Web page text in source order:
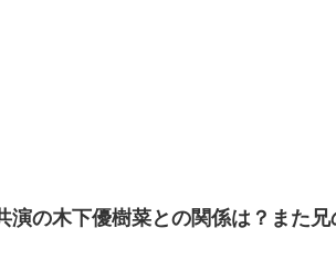
演の木下優樹菜との関係は？また